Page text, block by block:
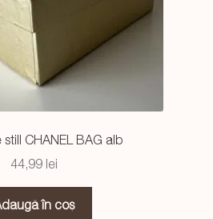
still CHANEL BAG alb
44,99 lei
în coș